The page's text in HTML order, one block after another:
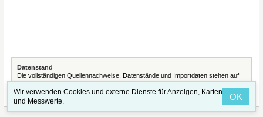
Datenstand
Die vollständigen Quellennachweise, Datenstände und Importdaten stehen auf
der SeiteQuellennachweise und Datenimporte.
Wir verwenden Cookies und externe Dienste für Anzeigen, Karten
und Messwerte.
OK